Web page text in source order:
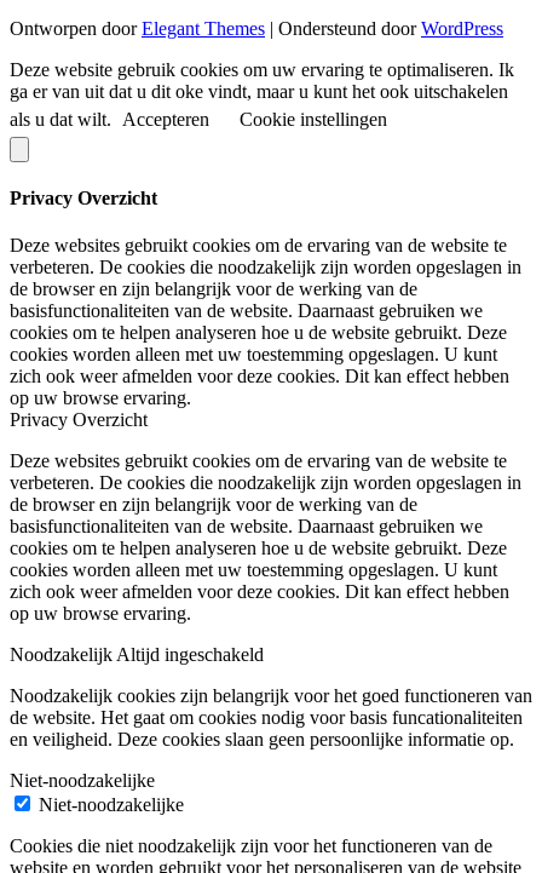
Ontworpen doorElegant Themes | Ondersteund doorWordPress
Deze website gebruik cookies om uw ervaring te optimaliseren. Ik
ga er van uit dat u dit oke vindt, maar u kunt het ook uitschakelen
als u dat wilt.
Accepteren Cookie instellingen
Privacy Overzicht
Deze websites gebruikt cookies om de ervaring van de website te
verbeteren. De cookies die noodzakelijk zijn worden opgeslagen in
de browser en zijn belangrijk voor de werking van de
basisfunctionaliteiten van de website. Daarnaast gebruiken we
cookies om te helpen analyseren hoe u de website gebruikt. Deze
cookies worden alleen met uw toestemming opgeslagen. U kunt
zich ook weer afmelden voor deze cookies. Dit kan effect hebben
op uw browse ervaring.
Privacy Overzicht
Deze websites gebruikt cookies om de ervaring van de website te
verbeteren. De cookies die noodzakelijk zijn worden opgeslagen in
de browser en zijn belangrijk voor de werking van de
basisfunctionaliteiten van de website. Daarnaast gebruiken we
cookies om te helpen analyseren hoe u de website gebruikt. Deze
cookies worden alleen met uw toestemming opgeslagen. U kunt
zich ook weer afmelden voor deze cookies. Dit kan effect hebben
op uw browse ervaring.
Noodzakelijk Altijd ingeschakeld
Noodzakelijk cookies zijn belangrijk voor het goed functioneren van
de website. Het gaat om cookies nodig voor basis funcationaliteiten
en veiligheid. Deze cookies slaan geen persoonlijke informatie op.
Niet-noodzakelijke
Niet-noodzakelijke
Cookies die niet noodzakelijk zijn voor het functioneren van de
website en worden gebruikt voor het personaliseren van de website